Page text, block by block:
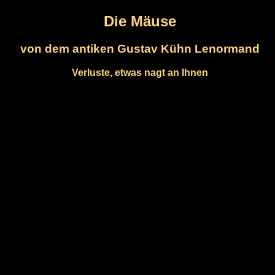
Die Mäuse
von dem antiken Gustav Kühn Lenormand
Verluste, etwas nagt an Ihnen